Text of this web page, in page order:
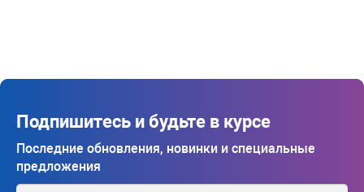
Подпишитесь и будьте в курсе
Последние обновления, новинки и специальные
предложения